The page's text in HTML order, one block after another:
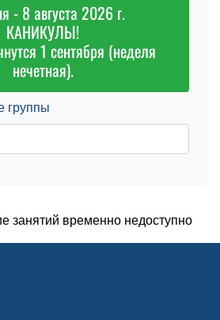
- 8 августа 2026 г.
КАНИКУЛЫ!
1 сентября (неделя
нечетная).
группы
занятий временно недоступно